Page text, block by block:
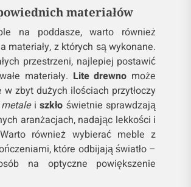
materiałów
na poddasze, warto również
materiały, z których są wykonane.
przestrzeni, najlepiej postawić
materiały. Lite drewno może
w zbyt dużych ilościach przytłoczy
metaleiszkło świetnie sprawdzają
aranżacjach, nadając lekkości i
również wybierać meble z
które odbijają światło –
na optyczne powiększenie